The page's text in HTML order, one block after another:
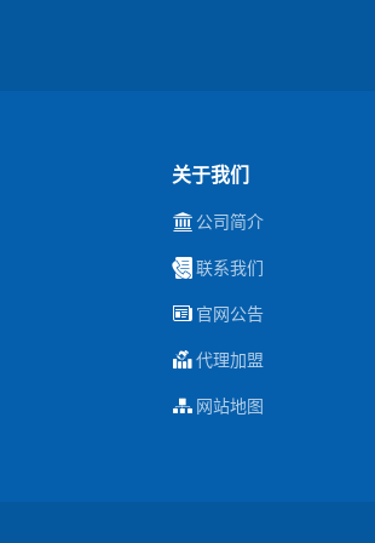
关于我们
公司简介
联系我们
官网公告
代理加盟
网站地图